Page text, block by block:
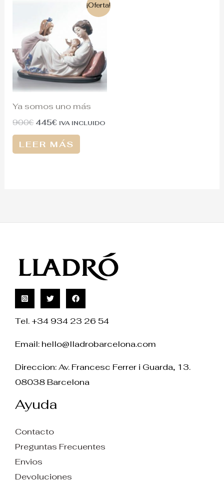
¡Oferta!
Ya somos uno más
900€
original
era:
900€.
445€
actual
445€.
IVA INCLUIDO
LEER MÁS
Tel. +34 934 23 26 54
Email: hello@lladrobarcelona.com
Direccion: Av. Francesc Ferrer i Guarda, 13.
08038 Barcelona
Ayuda
Contacto
Preguntas Frecuentes
Envios
Devoluciones